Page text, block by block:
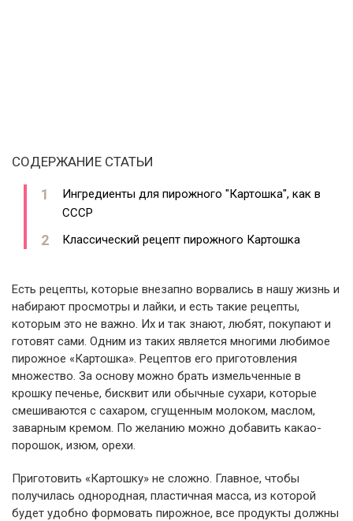
СОДЕРЖАНИЕ СТАТЬИ
Ингредиенты для пирожного "Картошка", как в
СССР
Классический рецепт пирожного Картошка
Есть рецепты, которые внезапно ворвались в нашу жизнь и
набирают просмотры и лайки, и есть такие рецепты,
которым это не важно. Их и так знают, любят, покупают и
готовят сами. Одним из таких является многими любимое
пирожное «Картошка». Рецептов его приготовления
множество. За основу можно брать измельченные в
крошку печенье, бисквит или обычные сухари, которые
смешиваются с сахаром, сгущенным молоком, маслом,
заварным кремом. По желанию можно добавить какао-
порошок, изюм, орехи.
Приготовить «Картошку» не сложно. Главное, чтобы
получилась однородная, пластичная масса, из которой
будет удобно формовать пирожное, все продукты должны